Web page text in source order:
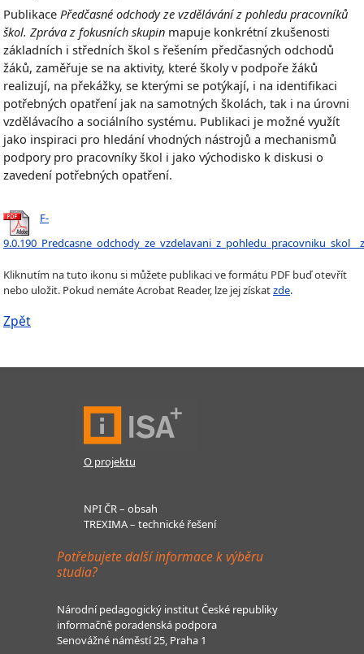
Publikace Předčasné odchody ze vzdělávání z pohledu pracovníků
škol. Zpráva z fokusních skupin mapuje konkrétní zkušenosti
základních i středních škol s řešením předčasných odchodů
žáků, zaměřuje se na aktivity, které školy v podpoře žáků
realizují, na překážky, se kterými se potýkají, i na identifikaci
potřebných opatření jak na samotných školách, tak i na úrovni
vzdělávacího a sociálního systému. Publikaci je možné využít
jako inspiraci pro hledání vhodných nástrojů a mechanismů
podpory pro pracovníky škol i jako východisko k diskusi o
zavedení potřebných opatření.
F-
Kliknutím na tuto ikonu si můžete publikaci ve formátu PDF buď otevřít
nebo uložit. Pokud nemáte Acrobat Reader, lze jej získatzde.
Zpět
O projektu
NPI ČR – obsah
TREXIMA – technické řešení
Potřebujete další informace k výběru
studia?
Národní pedagogický institut České republiky
informačně poradenská podpora
Senovážné náměstí 25, Praha 1